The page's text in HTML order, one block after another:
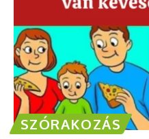
SZÓRAKOZÁS